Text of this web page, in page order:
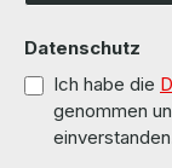
Datenschutz
Ich habe die
genommen